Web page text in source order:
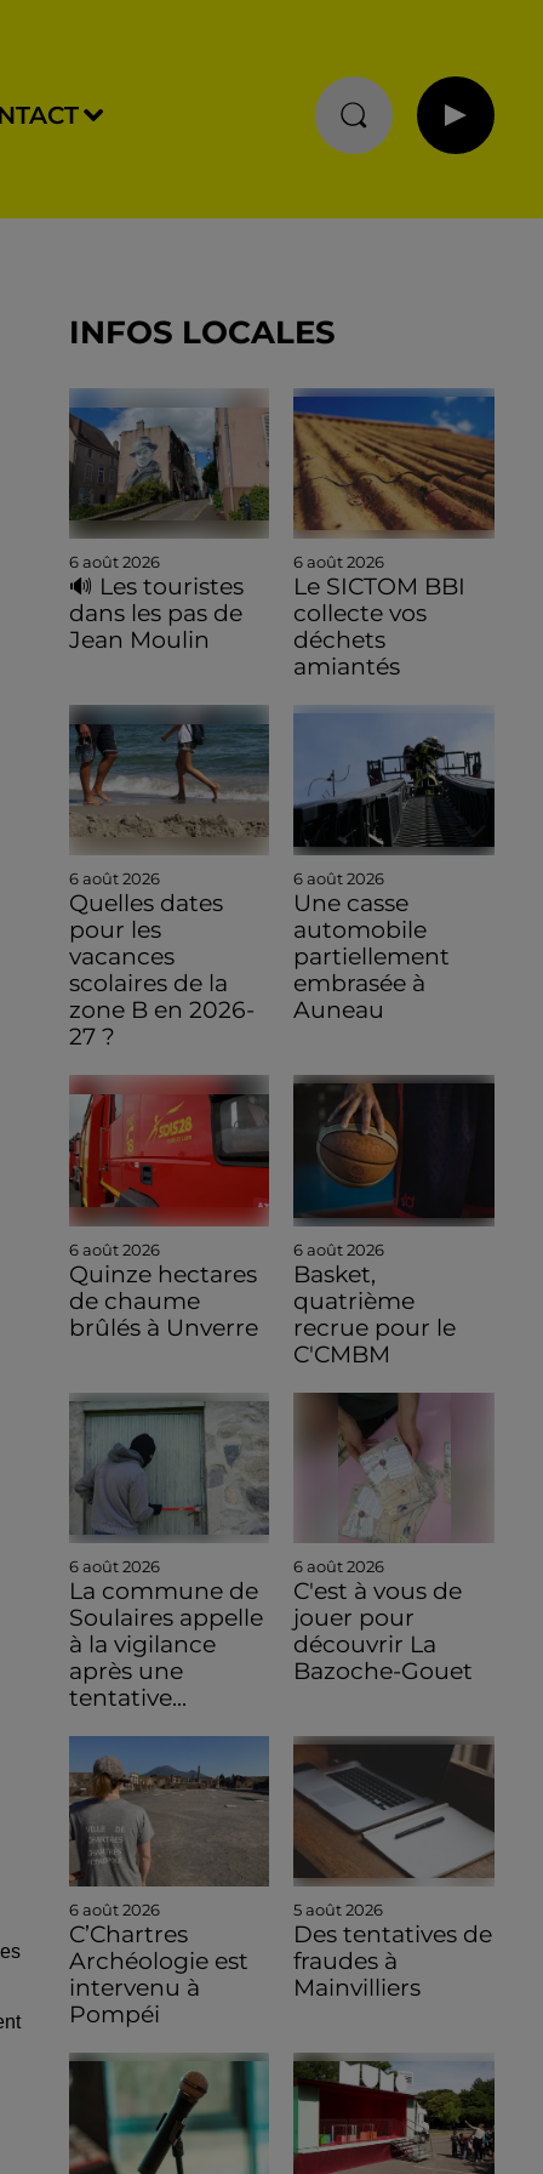
INFOS LOCALES
6 août 2026
🔊 Les touristes
dans les pas de
Jean Moulin
6 août 2026
Le SICTOM BBI
collecte vos
déchets
amiantés
6 août 2026
Quelles dates
pour les
vacances
scolaires de la
zone B en 2026-
27 ?
6 août 2026
Une casse
automobile
partiellement
embrasée à
Auneau
6 août 2026
Quinze hectares
de chaume
brûlés à Unverre
6 août 2026
Basket,
quatrième
recrue pour le
C'CMBM
6 août 2026
La commune de
Soulaires appelle
à la vigilance
après une
tentative...
6 août 2026
C'est à vous de
jouer pour
découvrir La
Bazoche-Gouet
6 août 2026
C’Chartres
Archéologie est
intervenu à
Pompéi
5 août 2026
Des tentatives de
fraudes à
Mainvilliers